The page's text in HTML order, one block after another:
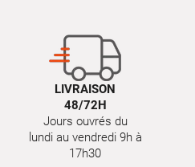
LIVRAISON
48/72H
Jours ouvrés du
lundi au vendredi 9h à
17h30